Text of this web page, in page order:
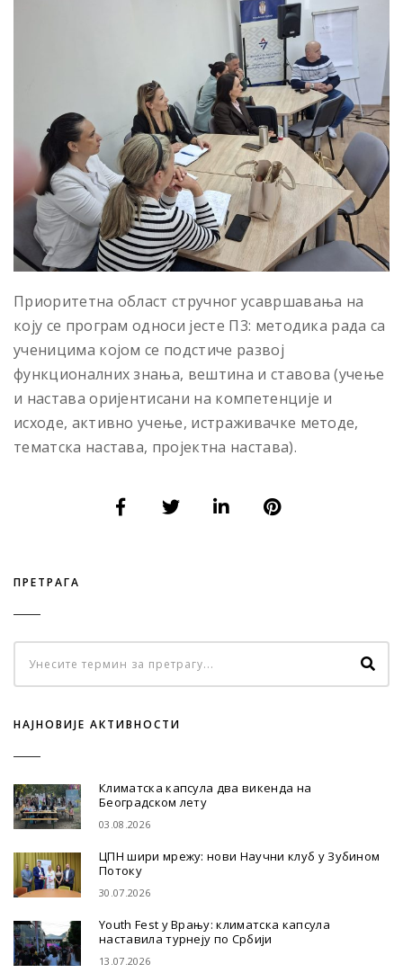
Приоритетна област стручног усавршавања на
коју се програм односи јесте П3: методика рада са
ученицима којом се подстиче развој
функционалних знања, вештина и ставова (учење
и настава оријентисани на компетенције и
исходе, активно учење, истраживачке методе,
тематска настава, пројектна настава).
ПРЕТРАГА
НАЈНОВИЈЕ АКТИВНОСТИ
Климатска капсула два викенда на
Београдском лету
03.08.2026
ЦПН шири мрежу: нови Научни клуб у Зубином
Потоку
30.07.2026
Youth Fest у Врању: климатска капсула
наставила турнеју по Србији
13.07.2026